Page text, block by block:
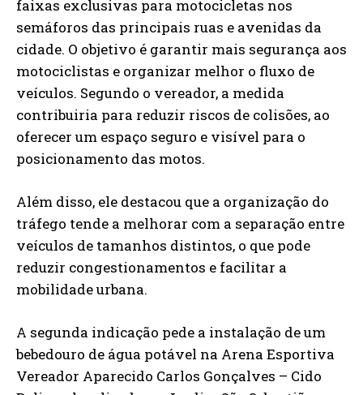
faixas exclusivas para motocicletas nos
semáforos das principais ruas e avenidas da
cidade. O objetivo é garantir mais segurança aos
motociclistas e organizar melhor o fluxo de
veículos. Segundo o vereador, a medida
contribuiria para reduzir riscos de colisões, ao
oferecer um espaço seguro e visível para o
posicionamento das motos.
Além disso, ele destacou que a organização do
tráfego tende a melhorar com a separação entre
veículos de tamanhos distintos, o que pode
reduzir congestionamentos e facilitar a
mobilidade urbana.
A segunda indicação pede a instalação de um
bebedouro de água potável na Arena Esportiva
Vereador Aparecido Carlos Gonçalves – Cido